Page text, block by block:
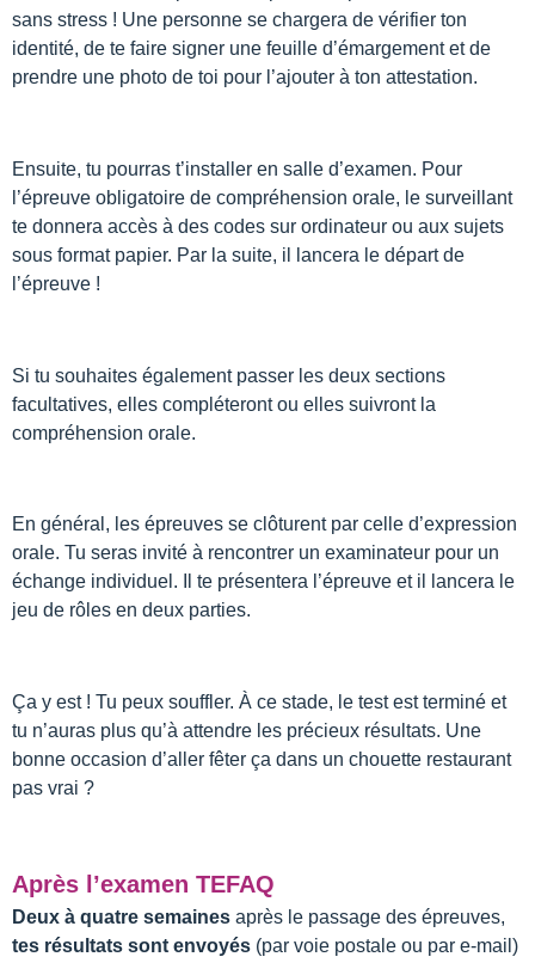
sans stress ! Une personne se chargera de vérifier ton
identité, de te faire signer une feuille d’émargement et de
prendre une photo de toi pour l’ajouter à ton attestation.
Ensuite, tu pourras t’installer en salle d’examen. Pour
l’épreuve obligatoire de compréhension orale, le surveillant
te donnera accès à des codes sur ordinateur ou aux sujets
sous format papier. Par la suite, il lancera le départ de
l’épreuve !
Si tu souhaites également passer les deux sections
facultatives, elles compléteront ou elles suivront la
compréhension orale.
En général, les épreuves se clôturent par celle d’expression
orale. Tu seras invité à rencontrer un examinateur pour un
échange individuel. Il te présentera l’épreuve et il lancera le
jeu de rôles en deux parties.
Ça y est ! Tu peux souffler. À ce stade, le test est terminé et
tu n’auras plus qu’à attendre les précieux résultats. Une
bonne occasion d’aller fêter ça dans un chouette restaurant
pas vrai ?
Après l’examen TEFAQ
Deux à quatre semaines après le passage des épreuves,
tes résultats sont envoyés (par voie postale ou par e-mail)